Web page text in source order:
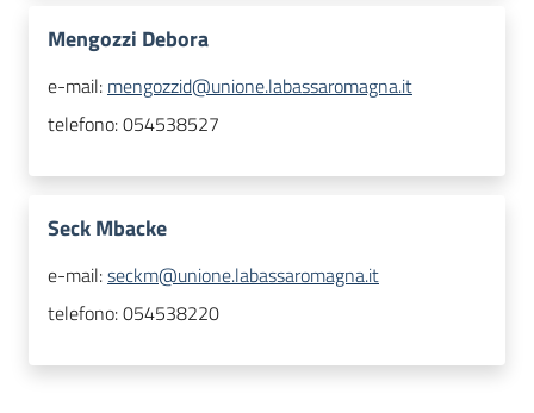
Mengozzi Debora
e-mail: mengozzid@unione.labassaromagna.it
telefono:054538527
Seck Mbacke
e-mail:seckm@unione.labassaromagna.it
telefono:054538220